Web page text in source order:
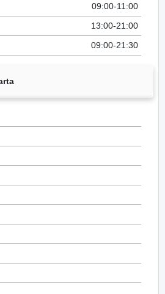
09:00-11:00
13:00-21:00
09:00-21:30